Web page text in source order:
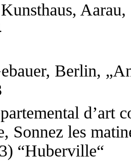
Berlin,
d’art
Sonnez les
“Huberville“